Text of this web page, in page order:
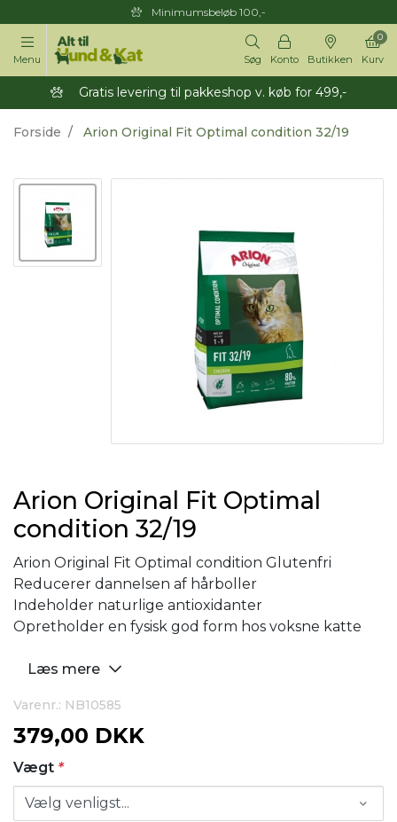
Minimumsbeløb 100,-
Menu Søg Konto Butikken Kurv
0
Gratis levering til pakkeshop v. køb for 499,-
Forside Arion Original Fit Optimal condition 32/19
Arion Original Fit Optimal
condition 32/19
Arion Original Fit Optimal condition Glutenfri
Reducerer dannelsen af hårboller
Indeholder naturlige antioxidanter
Opretholder en fysisk god form hos voksne katte
Læs mere
Varenr.: NB10585
379,00 DKK
Vægt *